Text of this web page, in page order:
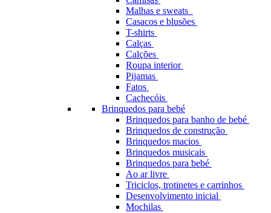
Malhas e sweats
Casacos e blusões
T-shirts
Calças
Calções
Roupa interior
Pijamas
Fatos
Cachecóis
Brinquedos para bebé
Brinquedos para banho de bebé
Brinquedos de construção
Brinquedos macios
Brinquedos musicais
Brinquedos para bebé
Ao ar livre
Triciclos, trotinetes e carrinhos
Desenvolvimento inicial
Mochilas